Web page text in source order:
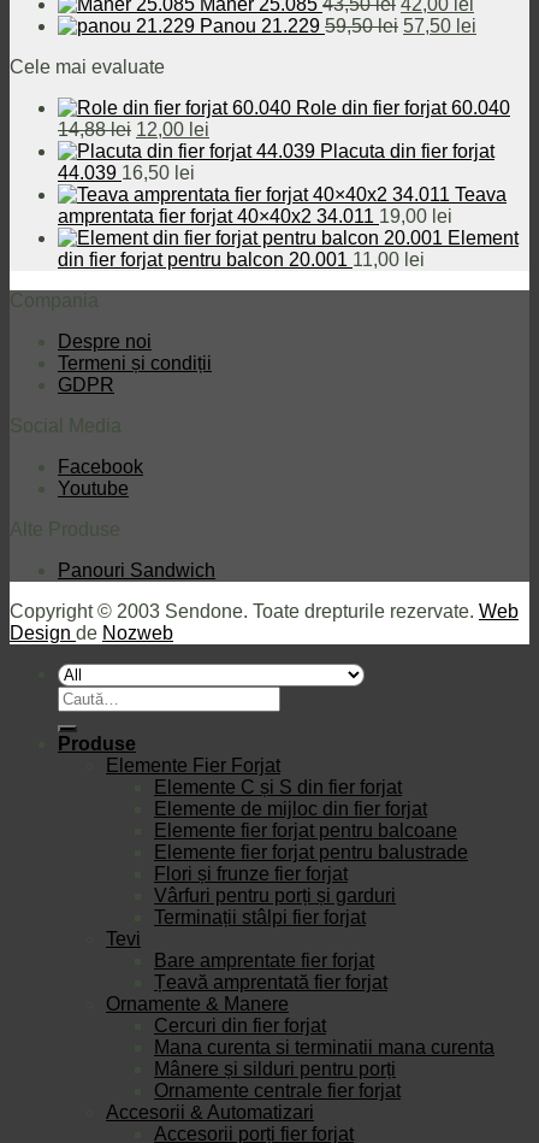
460,00 lei.
a
32,00 lei.
este:
inițial
curent
Panou 21.229 59,50lei Prețul
59,50 lei.
57,50 lei
Cele mai evaluate
Role din fier forjat 60.040
14,88lei Prețul
inițial
a
fost:
14,88 lei.
12,00 lei
curent
12,00 lei.
Placuta din fier forjat
44.039 16,50 lei
Teava
amprentata fier forjat 40×40x2 34.011 19,00 lei
Element
din fier forjat pentru balcon 20.001 11,00 lei
Compania
Despre noi
Termeni și condiții
GDPR
Social Media
Facebook
Youtube
Alte Produse
Panouri Sandwich
Copyright © 2003 Sendone. Toate drepturile rezervate. Web
Design de Nozweb
Caută
după:
Produse
Elemente Fier Forjat
Elemente C și S din fier forjat
Elemente de mijloc din fier forjat
Elemente fier forjat pentru balcoane
Elemente fier forjat pentru balustrade
Flori și frunze fier forjat
Vârfuri pentru porți și garduri
Terminații stâlpi fier forjat
Tevi
Bare amprentate fier forjat
Țeavă amprentată fier forjat
Ornamente & Manere
Cercuri din fier forjat
Mana curenta si terminatii mana curenta
Mânere și silduri pentru porți
Ornamente centrale fier forjat
Accesorii & Automatizari
Accesorii porți fier forjat